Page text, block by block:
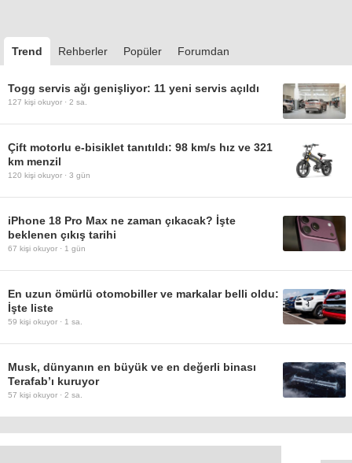
Trend Rehberler Popüler Forumdan
Togg servis ağı genişliyor: 11 yeni servis açıldı
127 kişi okuyor · 2 sa.
Çift motorlu e-bisiklet tanıtıldı: 98 km/s hız ve 321
km menzil
120 kişi okuyor · 3 gün
iPhone 18 Pro Max ne zaman çıkacak? İşte
beklenen çıkış tarihi
67 kişi okuyor · 1 gün
En uzun ömürlü otomobiller ve markalar belli oldu:
İşte liste
59 kişi okuyor · 1 sa.
Musk, dünyanın en büyük ve en değerli binası
Terafab’ı kuruyor
57 kişi okuyor · 2 sa.